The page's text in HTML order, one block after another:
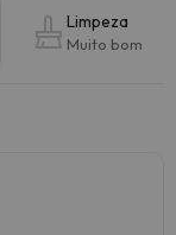
Limpeza
Muito bom